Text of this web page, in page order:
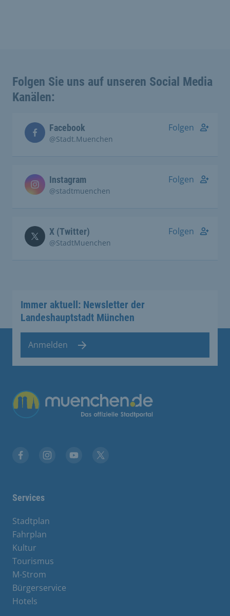
Folgen Sie uns auf unseren Social Media
Kanälen:
Facebook
@Stadt.Muenchen
Folgen
Instagram
@stadtmuenchen
Folgen
X (Twitter)
@StadtMuenchen
Folgen
Immer aktuell: Newsletter der
Landeshauptstadt München
Anmelden
Übergreifende Links
Services
Stadtplan
Fahrplan
Kultur
Tourismus
M-Strom
Bürgerservice
Hotels